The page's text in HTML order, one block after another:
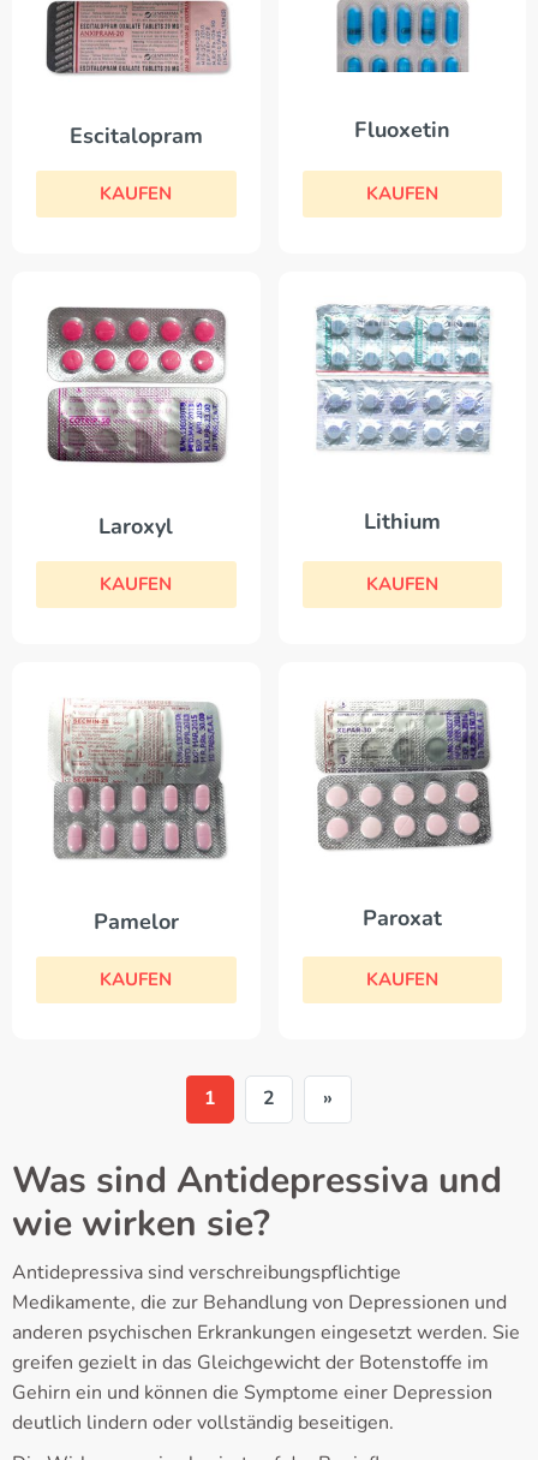
Escitalopram
KAUFEN
Fluoxetin
KAUFEN
Laroxyl
KAUFEN
Lithium
KAUFEN
Pamelor
KAUFEN
Paroxat
KAUFEN
1 2 »
Was sind Antidepressiva und
wie wirken sie?
Antidepressiva sind verschreibungspflichtige
Medikamente, die zur Behandlung von Depressionen und
anderen psychischen Erkrankungen eingesetzt werden. Sie
greifen gezielt in das Gleichgewicht der Botenstoffe im
Gehirn ein und können die Symptome einer Depression
deutlich lindern oder vollständig beseitigen.